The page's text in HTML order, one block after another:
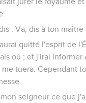
: Va, dis à ton maître
quitté l'esprit de
où ; et j'irai informer
tuera. Cependant
seigneur ce que